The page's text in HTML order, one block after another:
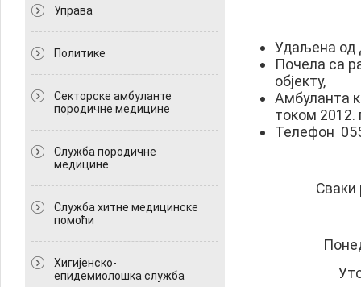
Управа
Политикe
Секторске амбуланте
породичне медицине
Служба породичне
медицине
Служба хитне медицинске
помоћи
Хигијенско-
епидемиолошка служба
Удаљена од
Почела са
објекту,
Амбуланта
током 2012.
Телефон
Сваки